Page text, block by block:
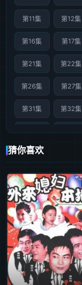
第11集 第12集
第16集 第17集
第21集 第22集
第26集 第27集
第31集 第32集
第41集
猜你喜欢